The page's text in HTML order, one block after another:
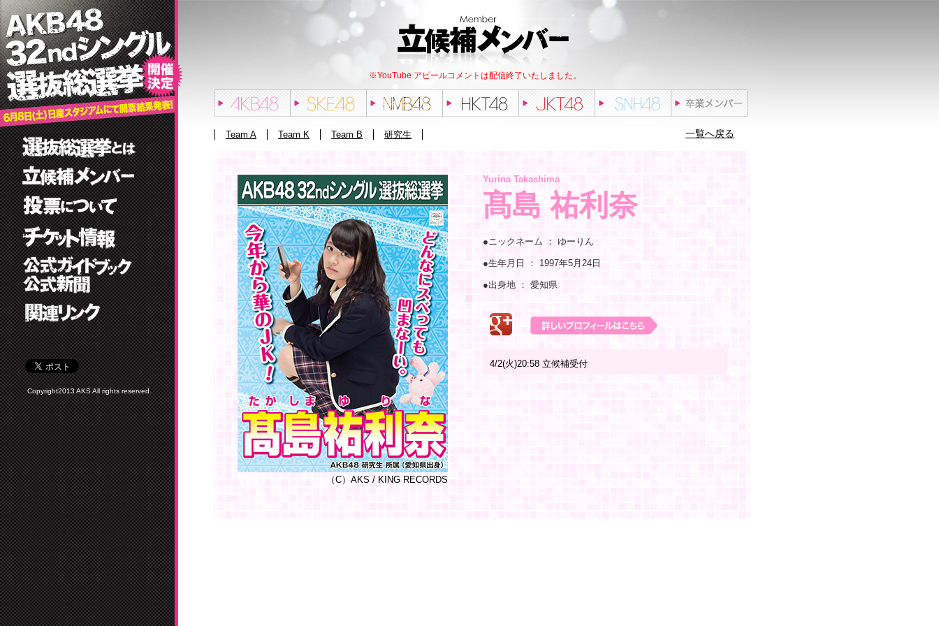
※YouTube アピールコメントは配信終了いたしました。
Team A Team K Team B 研究生 一覧へ戻る
Copyright2013 AKS All rights reserved.
（C）AKS / KING RECORDS
Yurina Takashima
髙島 祐利奈
●ニックネーム ： ゆーりん
●生年月日 ： 1997年5月24日
●出身地 ： 愛知県
4/2(火)20:58 立候補受付